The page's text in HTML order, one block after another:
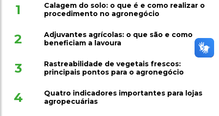
1
Calagem do solo: o que é e como realizar o
procedimento no agronegócio
2
Adjuvantes agrícolas: o que são e como
beneficiam a lavoura
3
Rastreabilidade de vegetais frescos:
principais pontos para o agronegócio
4
Quatro indicadores importantes para lojas
agropecuárias